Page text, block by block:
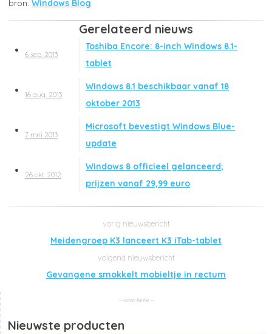
Windows Blog
Gerelateerd nieuws
6 sep. 2013
Toshiba Encore: 8-inch Windows 8.1-
tablet
16 aug. 2013
Windows 8.1 beschikbaar vanaf 18
oktober 2013
7 mei 2013
Microsoft bevestigt Windows Blue-
update
26 okt. 2012
Windows 8 officieel gelanceerd;
prijzen vanaf 29,99 euro
Meidengroep K3 lanceert K3 iTab-tablet
Gevangene smokkelt mobieltje in rectum
Nieuwste producten